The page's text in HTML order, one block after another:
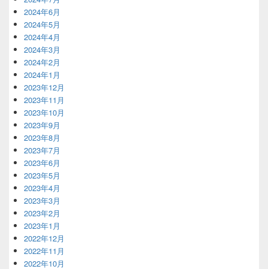
2024年6月
2024年5月
2024年4月
2024年3月
2024年2月
2024年1月
2023年12月
2023年11月
2023年10月
2023年9月
2023年8月
2023年7月
2023年6月
2023年5月
2023年4月
2023年3月
2023年2月
2023年1月
2022年12月
2022年11月
2022年10月